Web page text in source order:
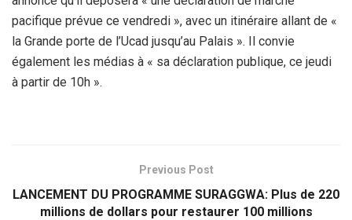
pacifique prévue ce vendredi », avec un itinéraire allant de «
la Grande porte de l’Ucad jusqu’au Palais ». Il convie
également les médias à « sa déclaration publique, ce jeudi
à partir de 10h ».
Previous Post
‎LANCEMENT DU PROGRAMME SURAGGWA: Plus de 220
millions de dollars pour restaurer 100 millions